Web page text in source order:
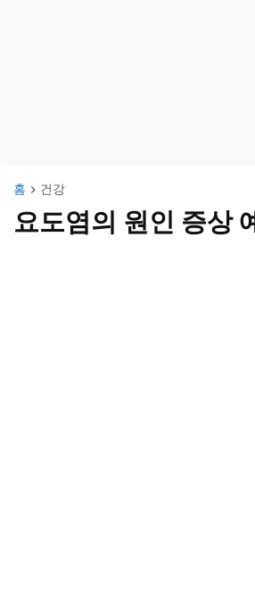
홈 건강
요도염의 원인 증상